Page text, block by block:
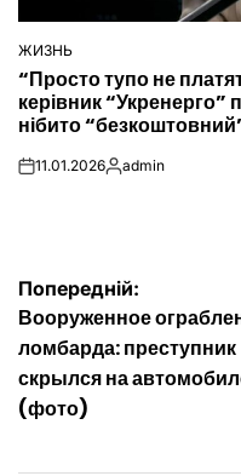
ОПУБЛІКУВАТИ
У
ЖИЗНЬ
“Просто тупо не
керівник “Укренерго”
нібито
on11.01.2026Опубліковано
admin
Навігація
записів
Попередній:
Вооруженное
ломбарда: преступник
скрылся на
(фото)